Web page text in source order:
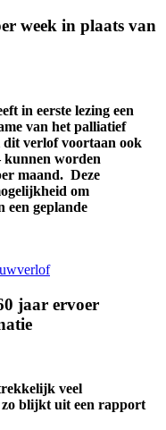
week in plaats van
in eerste lezing een
van het palliatief
verlof voortaan ook
kunnen worden
maand. Deze
om
een geplande
jaar ervoer
veel
blijkt uit een rapport